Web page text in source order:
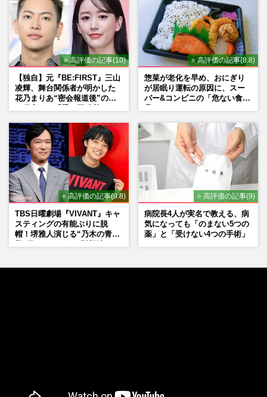
⭐ 高評価の記事(10)
【独自】元『BE:FIRST』三山
凌輝、舞台関係者が明かした
花乃まりあ“密会報道後”の呆
⭐ 高評価の記事(8.8)
惣菜が老化を早め、おにぎり
が居眠り運転の原因に、スー
パー&コンビニの「危ない食
⭐ 高評価の記事(9.8)
TBS日曜劇場『VIVANT』キャ
スティングの有能ぶりに脱
帽！堺雅人演じる“乃木の青年
⭐ 高評価の記事(9)
病院長4人が実名で教える、病
気になっても「のまない5つの
薬」と「受けない4つの手術」